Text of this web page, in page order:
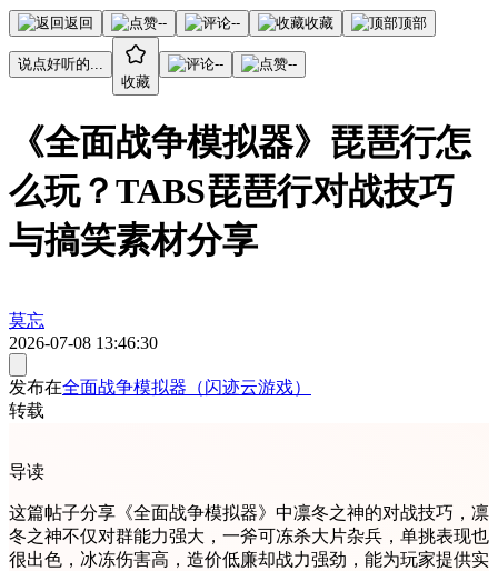
返回 -- -- 收藏 顶部
说点好听的...
收藏
-- --
《全面战争模拟器》琵琶行怎
么玩？TABS琵琶行对战技巧
与搞笑素材分享
莫忘
2026-07-08 13:46:30
发布在全面战争模拟器（闪迹云游戏）
转载
导读
这篇帖子分享《全面战争模拟器》中凛冬之神的对战技巧，凛
冬之神不仅对群能力强大，一斧可冻杀大片杂兵，单挑表现也
很出色，冰冻伤害高，造价低廉却战力强劲，能为玩家提供实